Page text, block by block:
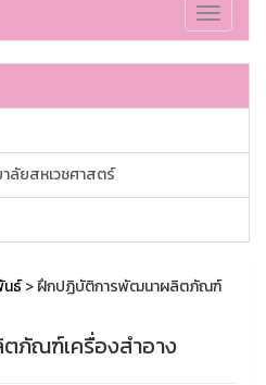
Toggle
ลัยสหเวชศาสตร์
นธ์> ฝึกปฏิบัติการพัฒนาผลิตภัณฑ์
ภัณฑ์เครื่องสำอาง